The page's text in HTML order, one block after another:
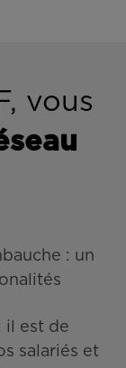
vous
: un
il est de
salariés et